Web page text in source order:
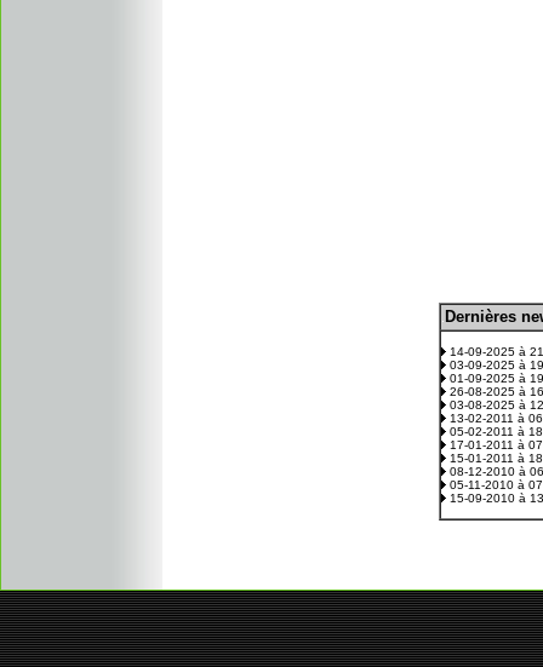
Dernières
14-09-2025 à
03-09-2025 à
01-09-2025 à
26-08-2025 à
03-08-2025 à
13-02-2011 à
05-02-2011 à
17-01-2011 à
15-01-2011 à
08-12-2010 à
05-11-2010 à
15-09-2010 à